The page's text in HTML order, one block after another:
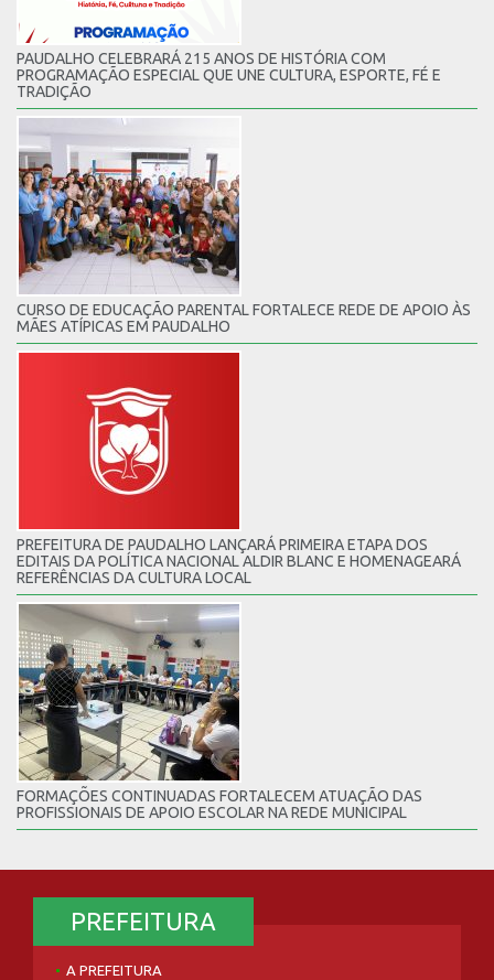
PAUDALHO CELEBRARÁ 215 ANOS DE HISTÓRIA COM
PROGRAMAÇÃO ESPECIAL QUE UNE CULTURA, ESPORTE, FÉ E
TRADIÇÃO
CURSO DE EDUCAÇÃO PARENTAL FORTALECE REDE DE APOIO ÀS
MÃES ATÍPICAS EM PAUDALHO
PREFEITURA DE PAUDALHO LANÇARÁ PRIMEIRA ETAPA DOS
EDITAIS DA POLÍTICA NACIONAL ALDIR BLANC E HOMENAGEARÁ
REFERÊNCIAS DA CULTURA LOCAL
FORMAÇÕES CONTINUADAS FORTALECEM ATUAÇÃO DAS
PROFISSIONAIS DE APOIO ESCOLAR NA REDE MUNICIPAL
PREFEITURA
A PREFEITURA